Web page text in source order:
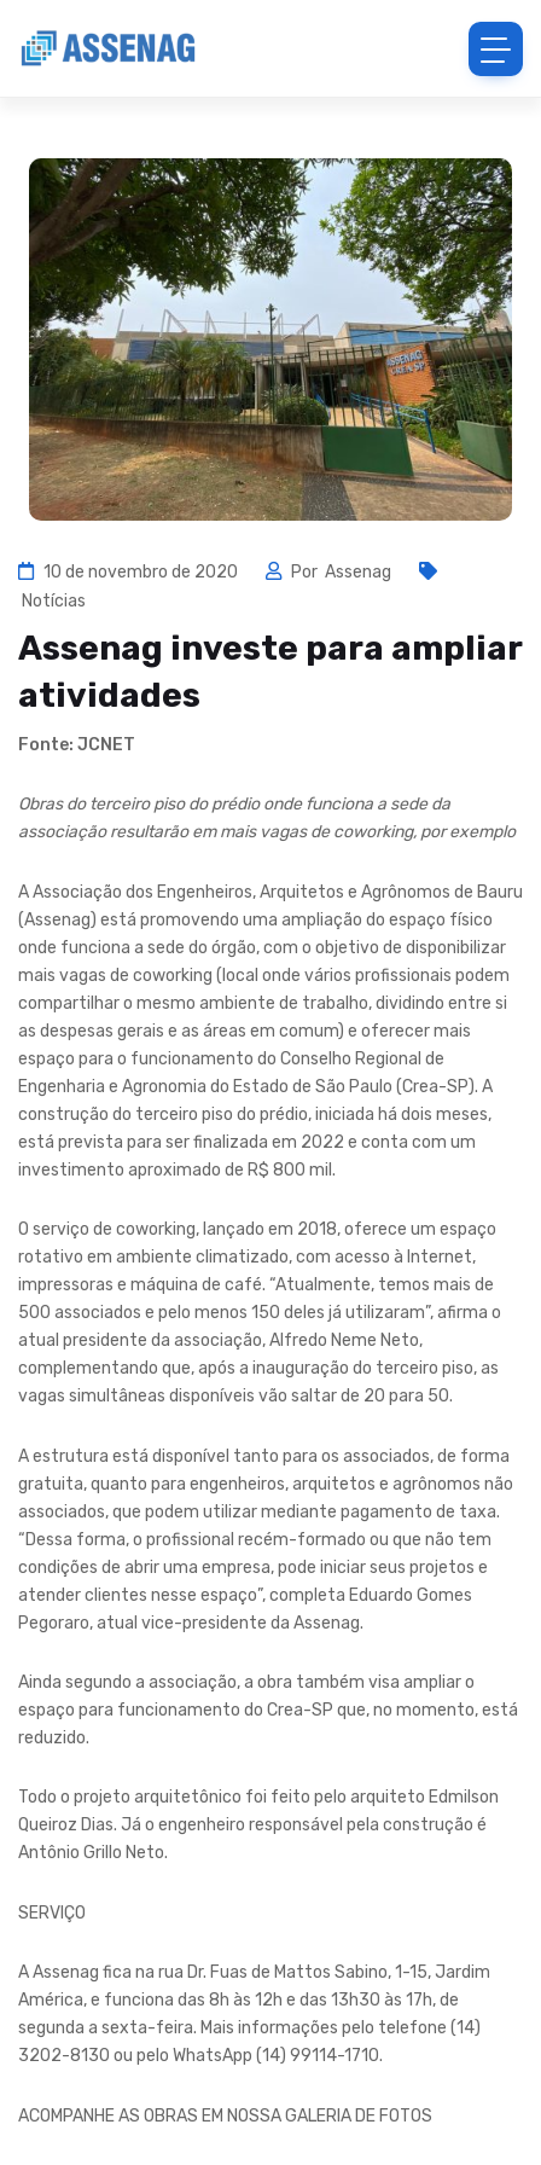
10 de novembro de 2020 Por Assenag
Notícias
Assenag investe para ampliar
atividades
Fonte: JCNET
Obras do terceiro piso do prédio onde funciona a sede da
associação resultarão em mais vagas de coworking, por exemplo
A Associação dos Engenheiros, Arquitetos e Agrônomos de Bauru
(Assenag) está promovendo uma ampliação do espaço físico
onde funciona a sede do órgão, com o objetivo de disponibilizar
mais vagas de coworking (local onde vários profissionais podem
compartilhar o mesmo ambiente de trabalho, dividindo entre si
as despesas gerais e as áreas em comum) e oferecer mais
espaço para o funcionamento do Conselho Regional de
Engenharia e Agronomia do Estado de São Paulo (Crea-SP). A
construção do terceiro piso do prédio, iniciada há dois meses,
está prevista para ser finalizada em 2022 e conta com um
investimento aproximado de R$ 800 mil.
O serviço de coworking, lançado em 2018, oferece um espaço
rotativo em ambiente climatizado, com acesso à Internet,
impressoras e máquina de café. “Atualmente, temos mais de
500 associados e pelo menos 150 deles já utilizaram”, afirma o
atual presidente da associação, Alfredo Neme Neto,
complementando que, após a inauguração do terceiro piso, as
vagas simultâneas disponíveis vão saltar de 20 para 50.
A estrutura está disponível tanto para os associados, de forma
gratuita, quanto para engenheiros, arquitetos e agrônomos não
associados, que podem utilizar mediante pagamento de taxa.
“Dessa forma, o profissional recém-formado ou que não tem
condições de abrir uma empresa, pode iniciar seus projetos e
atender clientes nesse espaço”, completa Eduardo Gomes
Pegoraro, atual vice-presidente da Assenag.
Ainda segundo a associação, a obra também visa ampliar o
espaço para funcionamento do Crea-SP que, no momento, está
reduzido.
Todo o projeto arquitetônico foi feito pelo arquiteto Edmilson
Queiroz Dias. Já o engenheiro responsável pela construção é
Antônio Grillo Neto.
SERVIÇO
A Assenag fica na rua Dr. Fuas de Mattos Sabino, 1-15, Jardim
América, e funciona das 8h às 12h e das 13h30 às 17h, de
segunda a sexta-feira. Mais informações pelo telefone (14)
3202-8130 ou pelo WhatsApp (14) 99114-1710.
ACOMPANHE AS OBRAS EM NOSSA GALERIA DE FOTOS